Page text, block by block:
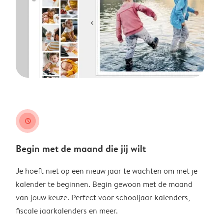
clock
Begin met de maand die jij wilt
Je hoeft niet op een nieuw jaar te wachten om met je
kalender te beginnen. Begin gewoon met de maand
van jouw keuze. Perfect voor schooljaar-kalenders,
fiscale jaarkalenders en meer.